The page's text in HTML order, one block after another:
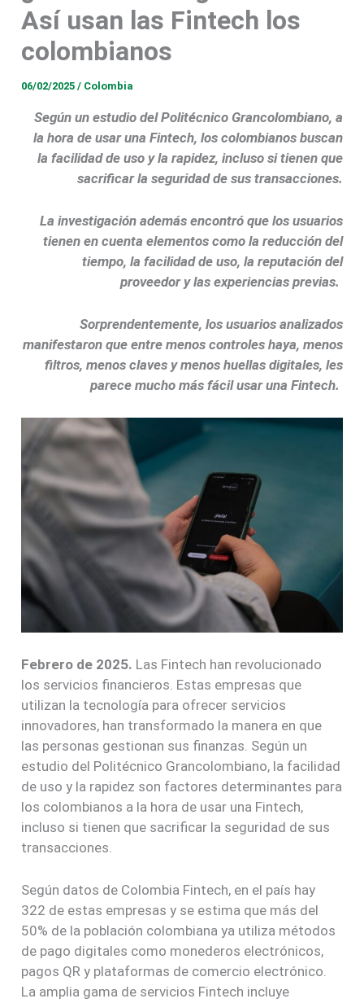
Así usan las Fintech los
colombianos
06/02/2025/ Colombia
Según un estudio del Politécnico Grancolombiano, a
la hora de usar una Fintech, los colombianos buscan
la facilidad de uso y la rapidez, incluso si tienen que
sacrificar la seguridad de sus transacciones.
La investigación además encontró que los usuarios
tienen en cuenta elementos como la reducción del
tiempo, la facilidad de uso, la reputación del
proveedor y las experiencias previas.
Sorprendentemente, los usuarios analizados
manifestaron que entre menos controles haya, menos
filtros, menos claves y menos huellas digitales, les
parece mucho más fácil usar una Fintech.
Febrero de 2025. Las Fintech han revolucionado
los servicios financieros. Estas empresas que
utilizan la tecnología para ofrecer servicios
innovadores, han transformado la manera en que
las personas gestionan sus finanzas. Según un
estudio del Politécnico Grancolombiano, la facilidad
de uso y la rapidez son factores determinantes para
los colombianos a la hora de usar una Fintech,
incluso si tienen que sacrificar la seguridad de sus
transacciones.
Según datos de Colombia Fintech, en el país hay
322 de estas empresas y se estima que más del
50% de la población colombiana ya utiliza métodos
de pago digitales como monederos electrónicos,
pagos QR y plataformas de comercio electrónico.
La amplia gama de servicios Fintech incluye